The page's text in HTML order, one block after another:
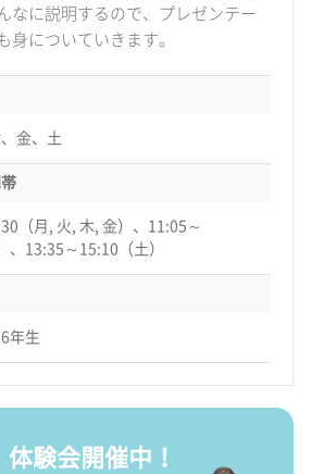
なに説明するので、プレゼンテー
身についていきます。
金、土
（月, 火, 木, 金）、11:05～
、13:35～15:10（土）
年生
体験会開催中！